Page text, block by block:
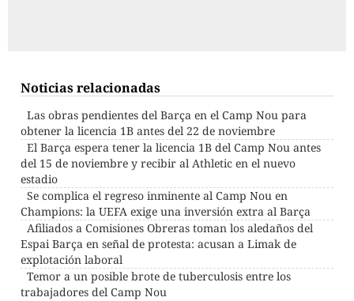
Noticias relacionadas
Las obras pendientes del Barça en el Camp Nou para
obtener la licencia 1B antes del 22 de noviembre
El Barça espera tener la licencia 1B del Camp Nou antes
del 15 de noviembre y recibir al Athletic en el nuevo
estadio
Se complica el regreso inminente al Camp Nou en
Champions: la UEFA exige una inversión extra al Barça
Afiliados a Comisiones Obreras toman los aledaños del
Espai Barça en señal de protesta: acusan a Limak de
explotación laboral
Temor a un posible brote de tuberculosis entre los
trabajadores del Camp Nou